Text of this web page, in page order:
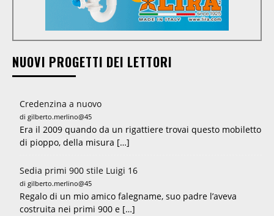
NUOVI PROGETTI DEI LETTORI
Credenzina a nuovo
di gilberto.merlino@45
Era il 2009 quando da un rigattiere trovai questo mobiletto
di pioppo, della misura […]
Sedia primi 900 stile Luigi 16
di gilberto.merlino@45
Regalo di un mio amico falegname, suo padre l’aveva
costruita nei primi 900 e […]